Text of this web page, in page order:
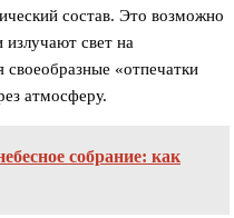
состав. Это возможно
свет на
своеобразные «отпечатки
атмосферу.
собрание: как